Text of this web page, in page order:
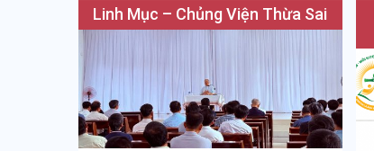
Linh Mục – Chủng Viện Thừa Sai